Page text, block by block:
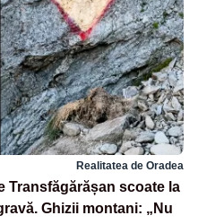
Realitatea de Oradea
Transfăgărășan scoate la
Ghizii montani: „Nu